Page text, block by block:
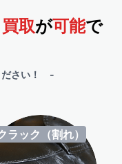
買取が可能で
ださい！ -
ラック（割れ）